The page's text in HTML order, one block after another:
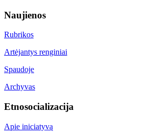
Naujienos
Rubrikos
Artėjantys renginiai
Spaudoje
Archyvas
Etnosocializacija
Apie iniciatyvą